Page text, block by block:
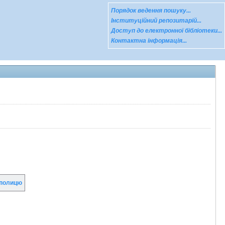
Порядок ведення пошуку...
Інституційний репозитарій...
Доступ до електронної бібліотеки...
Контактна інформація...